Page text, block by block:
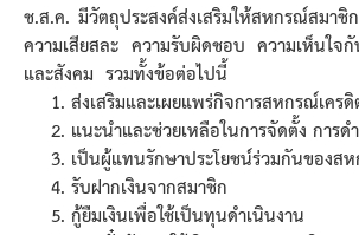
ช.ส.ค. มีวัตถุประสงค์ส่งเสริมให้สหกรณ์สม
ความเสียสละ ความรับผิดชอบ ความเห็นใจ
และสังคม รวมทั้งข้อต่อไปนี้
ส่งเสริมและเผยแพร่กิจการสหกรณ์เคร
แนะนำและช่วยเหลือในการจัดตั้ง การ
เป็นผู้แทนรักษาประโยชน์ร่วมกันของส
รับฝากเงินจากสมาชิก
กู้ยืมเงินเพื่อใช้เป็นทุนดำเนินงาน